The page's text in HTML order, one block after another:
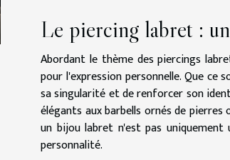
Le piercing labret :
Abordant le thème des piercings
pour l'expression personnelle. Que
sa singularité et de renforcer son
élégants aux barbells ornés de
un bijou labret n'est pas uniquement
personnalité.